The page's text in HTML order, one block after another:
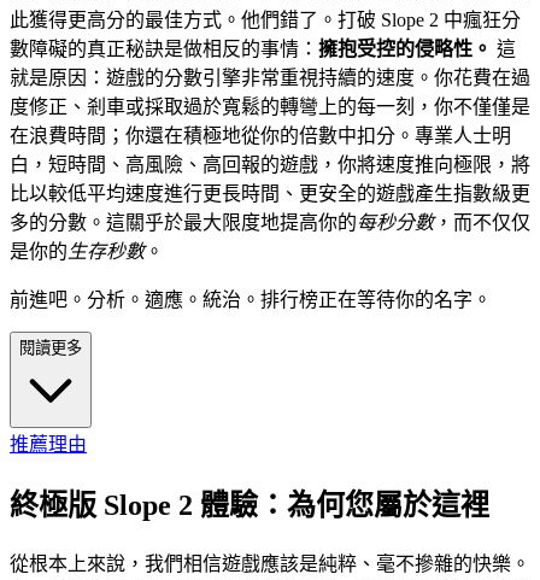
此獲得更高分的最佳方式。他們錯了。打破 Slope 2 中瘋狂分
數障礙的真正秘訣是做相反的事情： 擁抱受控的侵略性。 這
就是原因：遊戲的分數引擎非常重視持續的速度。你花費在過
度修正、剎車或採取過於寬鬆的轉彎上的每一刻，你不僅僅是
在浪費時間；你還在積極地從你的倍數中扣分。專業人士明
白，短時間、高風險、高回報的遊戲，你將速度推向極限，將
比以較低平均速度進行更長時間、更安全的遊戲產生指數級更
多的分數。這關乎於最大限度地提高你的每秒分數，而不仅仅
是你的生存秒數。
前進吧。分析。適應。統治。排行榜正在等待你的名字。
閱讀更多
推薦理由
終極版 Slope 2 體驗：為何您屬於這裡
從根本上來說，我們相信遊戲應該是純粹、毫不摻雜的快樂。